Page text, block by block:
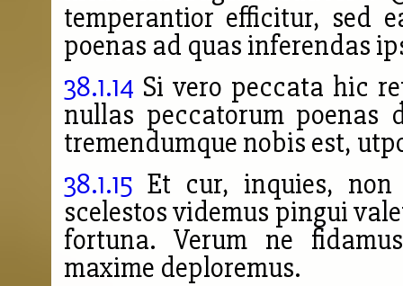
temperantior efficitur, sed
poenas ad quas inferendas
38.1.14 Si vero peccata hic
nullas peccatorum poenas
tremendumque nobis est,
38.1.15 Et cur, inquies,
scelestosvidemus pingui
fortuna. Verum ne
maxime deploremus.